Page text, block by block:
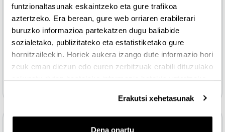
funtzionaltasunak eskaintzeko eta gure trafikoa
aztertzeko. Era berean, gure web orriaren erabilerari
buruzko informazioa partekatzen dugu baliabide
sozialetako, publizitateko eta estatistiketako gure
hornitzaileekin. Horiek aukera izango dute informazio hori
zeuk eman diezun edo euren zerbitzuak erabili dituzulako
eskuratu duten bestelako informazio batekin uztartzeko.
Erakutsi xehetasunak
Dena onartu
Tema 3Fitxategia
Tema 4 Fitxategia
Tema 5Fitxategia